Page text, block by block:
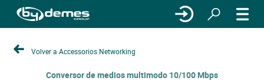
Volver a Accessorios Networking
Conversor de medios multimodo 10/100 Mbps